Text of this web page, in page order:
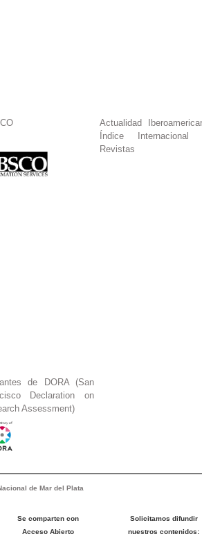
Actualidad
Índice Internacional
Revistas
de DORA (San
Declaration on
Assessment)
de Mar del Plata
Se comparten con
Acceso Abierto
Solicitamos difundir
nuestros contenidos: